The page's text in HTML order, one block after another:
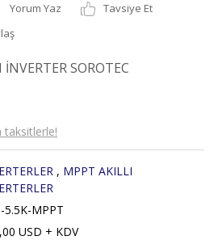
Yorum Yaz
Tavsiye Et
SOROTEC
taksitlerle!
, MPPT AKILLI
5.5K-MPPT
USD + KDV